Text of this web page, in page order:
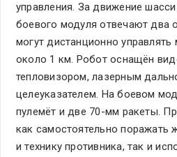
управления. За движение
боевого модуля отвечают два
могут дистанционно
около 1 км. Робот оснащён
тепловизором, лазерным
целеуказателем. На боевом
пулемёт и две 70-мм ракеты.
как самостоятельно поражать
и технику противника, так и